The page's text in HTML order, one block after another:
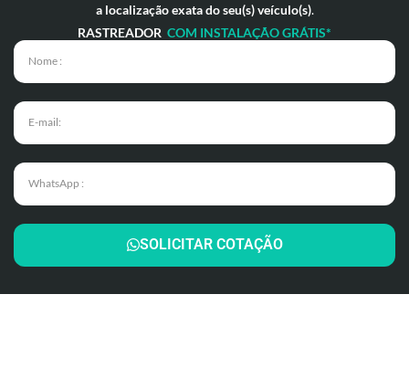
a localização exata do seu(s) veículo(s).
RASTREADOR COM INSTALAÇÃO GRÁTIS*
SOLICITAR COTAÇÃO